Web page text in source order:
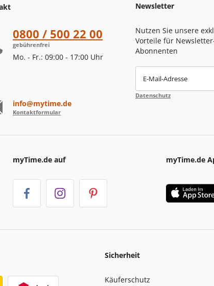
0800 / 500 22 00
gebührenfrei
Mo. - Fr.: 09:00 - 17:00 Uhr
info@mytime.de
Kontaktformular
Newsletter
Nutzen Sie unsere
Vorteile für
Abonnenten
E-Mail-Adresse
Datenschutz
myTime.de auf myTime.de
Sicherheit
Käuferschutz